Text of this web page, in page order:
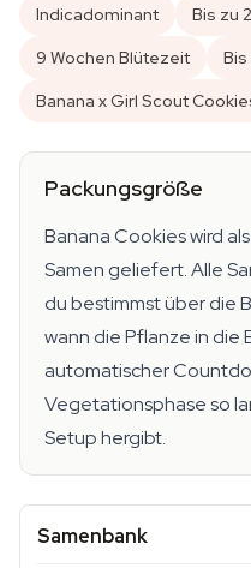
Indicadominant
Bis zu
9 Wochen Blütezeit
Banana x Girl Scout
Packungsgröße
Banana Cookies wird
Samen geliefert. Alle
du bestimmst über die
wann die Pflanze in die
automatischer
Vegetationsphase so
Setup hergibt.
Samenbank